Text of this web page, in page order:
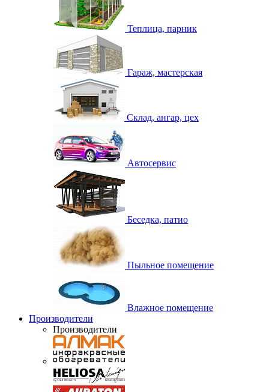
Теплица, парник
Гараж, мастерская
Склад, ангар, цех
Автосервис
Беседка, патио
Пыльное помещение
Влажное помещение
Производители
Производители